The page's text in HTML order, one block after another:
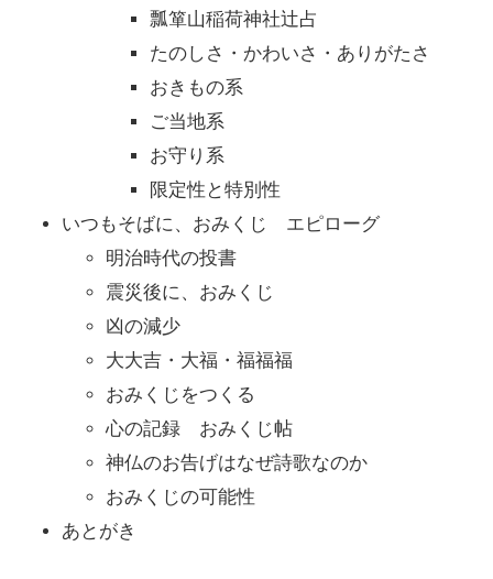
瓢箪山稲荷神社辻占
たのしさ・かわいさ・ありがたさ
おきもの系
ご当地系
お守り系
限定性と特別性
いつもそばに、おみくじ エピローグ
明治時代の投書
震災後に、おみくじ
凶の減少
大大吉・大福・福福福
おみくじをつくる
心の記録 おみくじ帖
神仏のお告げはなぜ詩歌なのか
おみくじの可能性
あとがき